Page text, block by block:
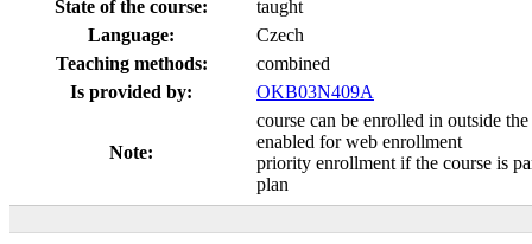
State of the course:
taught
Language:
Czech
Teaching methods:
combined
Is provided by:
OKB03N409A
Note:
course can be enrolled in outside
enabled for web enrollment
priority enrollment if the course is
plan